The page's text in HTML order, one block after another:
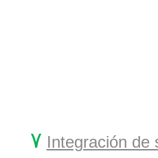
۷ Integración de